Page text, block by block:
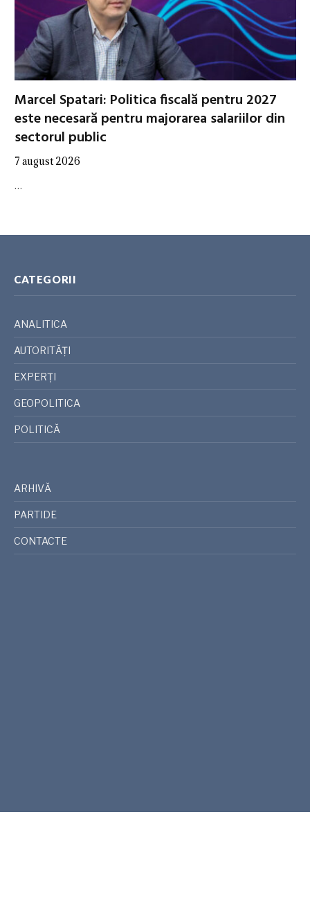
Marcel Spatari: Politica fiscală pentru 2027
este necesară pentru majorarea salariilor din
sectorul public
7 august 2026
…
CATEGORII
ANALITICA
AUTORITĂȚI
EXPERȚI
GEOPOLITICA
POLITICĂ
ARHIVĂ
PARTIDE
CONTACTE